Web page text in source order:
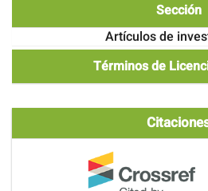
Sección
Artículos de
Términos de